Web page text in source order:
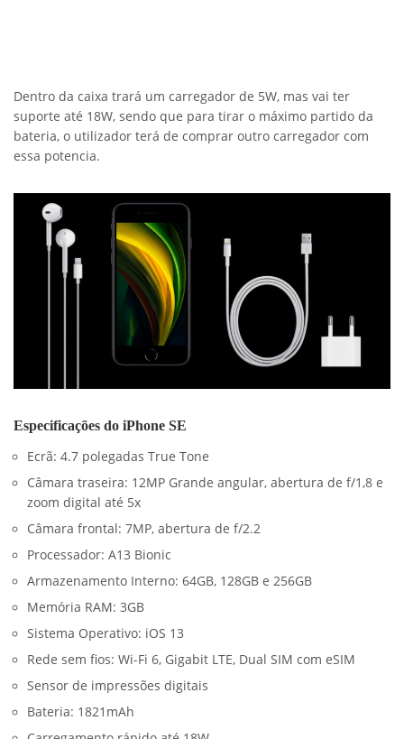
Dentro da caixa trará um carregador de 5W, mas vai ter
suporte até 18W, sendo que para tirar o máximo partido da
bateria, o utilizador terá de comprar outro carregador com
essa potencia.
Especificações do iPhone SE
Ecrã: 4.7 polegadas True Tone
Câmara traseira: 12MP Grande angular, abertura de f/1,8 e
zoom digital até 5x
Câmara frontal: 7MP, abertura de f/2.2
Processador: A13 Bionic
Armazenamento Interno: 64GB, 128GB e 256GB
Memória RAM: 3GB
Sistema Operativo: iOS 13
Rede sem fios: Wi-Fi 6, Gigabit LTE, Dual SIM com eSIM
Sensor de impressões digitais
Bateria: 1821mAh